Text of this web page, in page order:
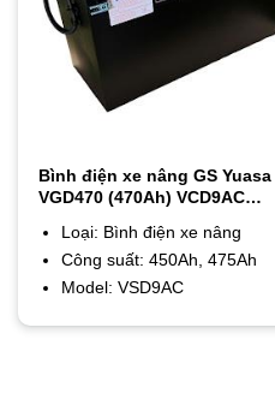
Bình điện xe nâng GS Yuasa
VGD470 (470Ah) VCD9AC
Loại: Bình điện xe nâng
Công suất: 450Ah, 475Ah
Model: VSD9AC